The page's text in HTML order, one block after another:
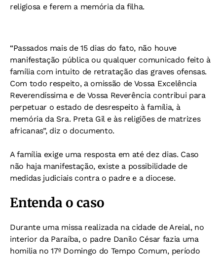
religiosa e ferem a memória da filha.
“Passados mais de 15 dias do fato, não houve
manifestação pública ou qualquer comunicado feito à
família com intuito de retratação das graves ofensas.
Com todo respeito, а omissão de Vossa Excelência
Reverendíssima e de Vossa Reverência contribui para
perpetuar o estado de desrespeito à família, à
memória da Sra. Preta Gil e às religiões de matrizes
africanas”, diz o documento.
A família exige uma resposta em até dez dias. Caso
não haja manifestação, existe a possibilidade de
medidas judiciais contra o padre e a diocese.
Entenda o caso
Durante uma missa realizada na cidade de Areial, no
interior da Paraíba, o padre Danilo César fazia uma
homilia no 17º Domingo do Tempo Comum, período